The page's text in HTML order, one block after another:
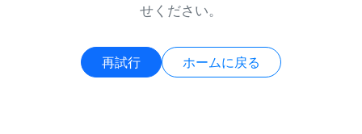
せください。
再試行 ホームに戻る